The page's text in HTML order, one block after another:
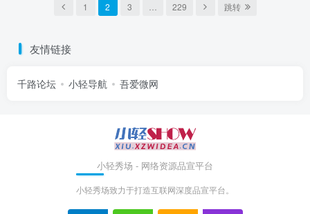
1 2 3 229 跳转
友情链接
千路论坛 小轻导航 吾爱微网
小轻秀场 - 网络资源品宣平台
小轻秀场致力于打造互联网深度品宣平台。